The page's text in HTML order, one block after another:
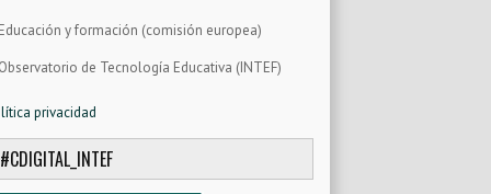
y formación (comisión europea)
de Tecnología Educativa (INTEF)
privacidad
#CDIGITAL_INTEF